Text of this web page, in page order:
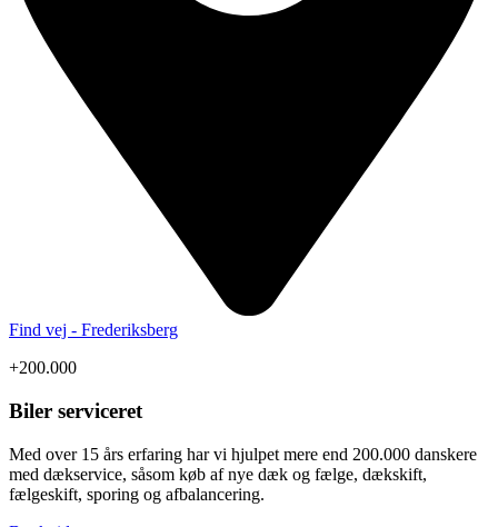
Find vej - Frederiksberg
+200.000
Biler serviceret
Med over 15 års erfaring har vi hjulpet mere end 200.000 danskere
med dækservice, såsom køb af nye dæk og fælge, dækskift,
fælgeskift, sporing og afbalancering.